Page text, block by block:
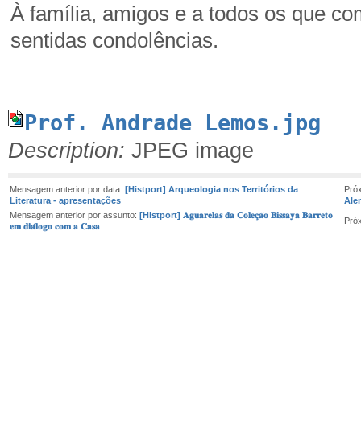
À família, amigos e a todos os que
sentidas condolências.
Prof. Andrade Lemos.jpg
Description: JPEG image
Mensagem anterior por data: [Histport] Arqueologia nos Territórios da
Literatura - apresentações
Mensagem anterior por assunto: [Histport] 𝐀𝐠𝐮𝐚𝐫𝐞𝐥𝐚𝐬 𝐝𝐚 𝐂𝐨𝐥𝐞𝐜̧𝐚̃𝐨 𝐁𝐢𝐬𝐬𝐚𝐲𝐚 𝐁𝐚𝐫𝐫𝐞𝐭𝐨
𝐞𝐦 𝐝𝐢𝐚́𝐥𝐨𝐠𝐨 𝐜𝐨𝐦 𝐚 𝐂𝐚𝐬𝐚